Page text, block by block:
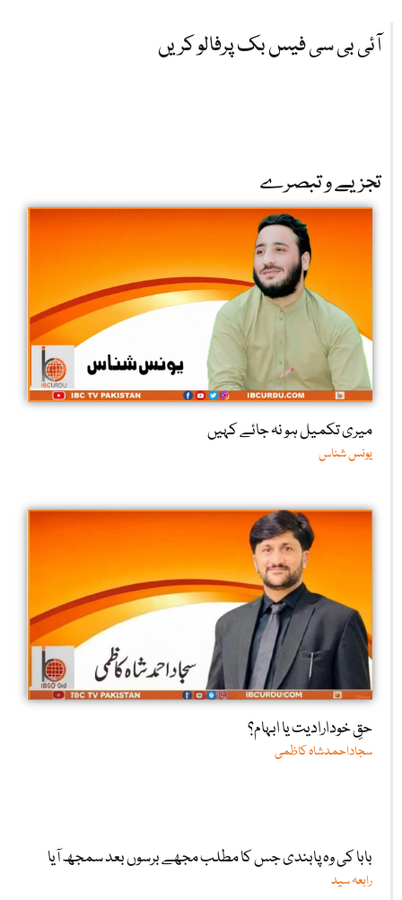
آئی بی سی فیس بک پرفالو کریں
تجزیے و تبصرے
میری تکمیل ہو نہ جائے کہیں
یونس شناس
حقِ خودارادیت یا ابہام؟
سجاداحمدشاہ کاظمی
بابا کی وہ پابندی جس کا مطلب مجھے برسوں بعد سمجھ آیا
رابعہ سید